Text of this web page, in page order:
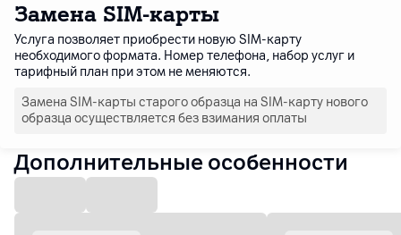
Замена SIM-карты
Услуга позволяет приобрести новую SIM-карту
необходимого формата. Номер телефона, набор услуг и
тарифный план при этом не меняются.
Замена SIM-карты старого образца на SIM-карту нового
образца осуществляется без взимания оплаты
Дополнительные особенности